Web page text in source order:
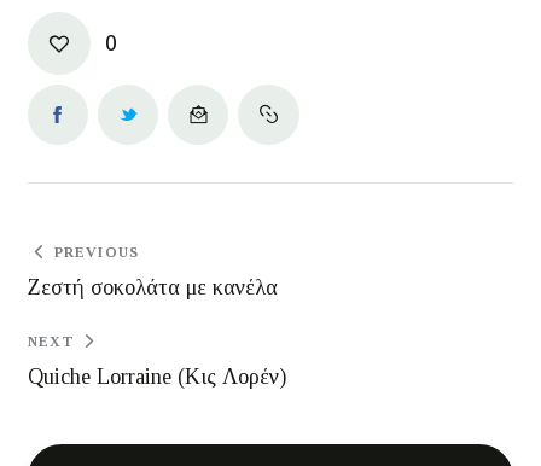
0
PREVIOUS
Ζεστή σοκολάτα με κανέλα
NEXT
Quiche Lorraine (Κις Λορέν)